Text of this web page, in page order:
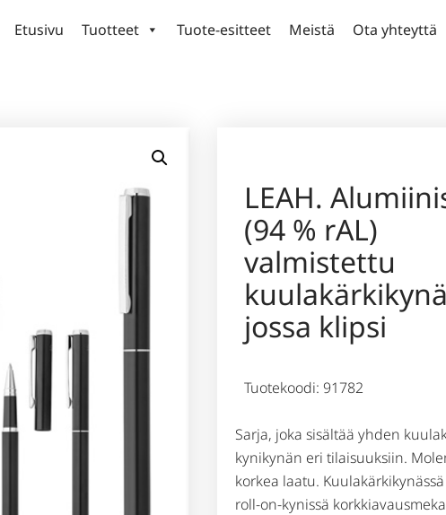
Etusivu Tuotteet Tuote-esitteet Meistä Ota yhteyttä
LEAH.
(94 % rAL)
valmistettu
jossa klipsi
Tuotekoodi: 91782
Sarja, joka sisältää yhden
kynikynän eri tilaisuuksiin.
korkea laatu.
roll-on-kynissä